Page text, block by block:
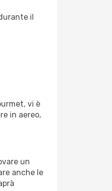
il
vi è
in aereo,
un
anche le